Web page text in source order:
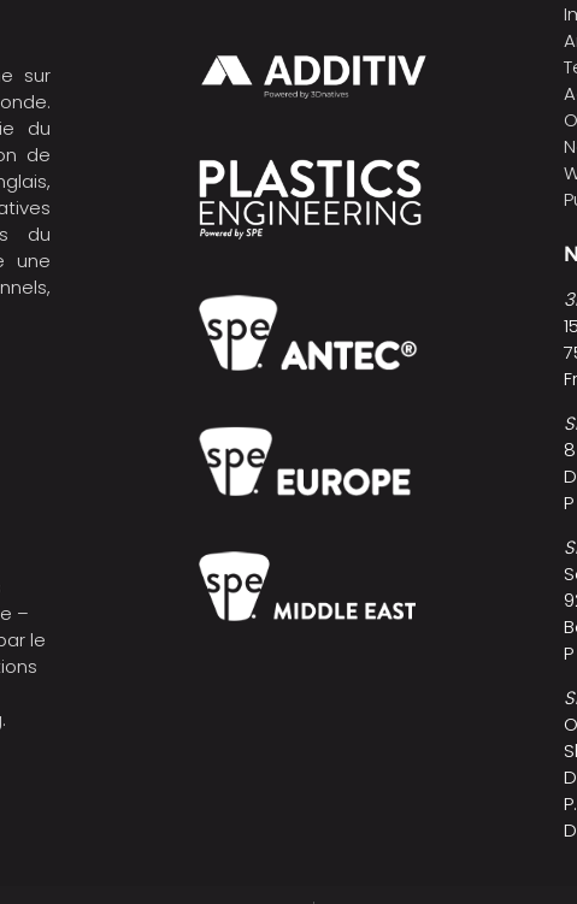
sur
du
de
du
une
–
le
.